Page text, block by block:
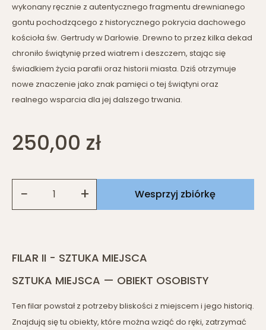
wykonany ręcznie z autentycznego fragmentu drewnianego
gontu pochodzącego z historycznego pokrycia dachowego
kościoła św. Gertrudy w Darłowie. Drewno to przez kilka dekad
chroniło świątynię przed wiatrem i deszczem, stając się
świadkiem życia parafii oraz historii miasta. Dziś otrzymuje
nowe znaczenie jako znak pamięci o tej świątyni oraz
realnego wsparcia dla jej dalszego trwania.
250,00 zł
− + Wesprzyj zbiórkę
FILAR II - SZTUKA MIEJSCA
SZTUKA MIEJSCA — OBIEKT OSOBISTY
Ten filar powstał z potrzeby bliskości z miejscem i jego historią.
Znajdują się tu obiekty, które można wziąć do ręki, zatrzymać